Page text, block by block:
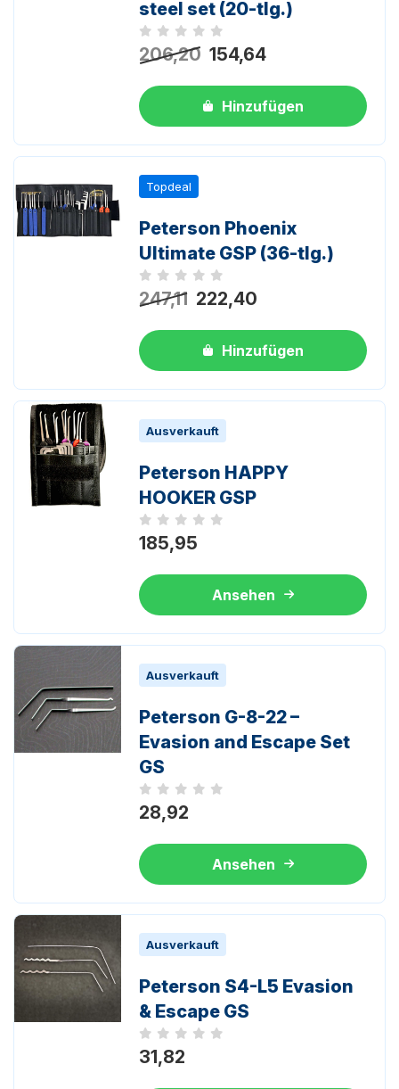
steel set (20-tlg.)
Noch keine Bewertungen
206,20 154,64
Hinzufügen
Topdeal
Peterson Phoenix
Ultimate GSP (36-tlg.)
Noch keine Bewertungen
247,11 222,40
Hinzufügen
Ausverkauft
Peterson HAPPY
HOOKER GSP
Noch keine Bewertungen
185,95
Ansehen
Ausverkauft
Peterson G-8-22 –
Evasion and Escape Set
GS
Noch keine Bewertungen
28,92
Ansehen
Ausverkauft
Peterson S4-L5 Evasion
& Escape GS
Noch keine Bewertungen
31,82